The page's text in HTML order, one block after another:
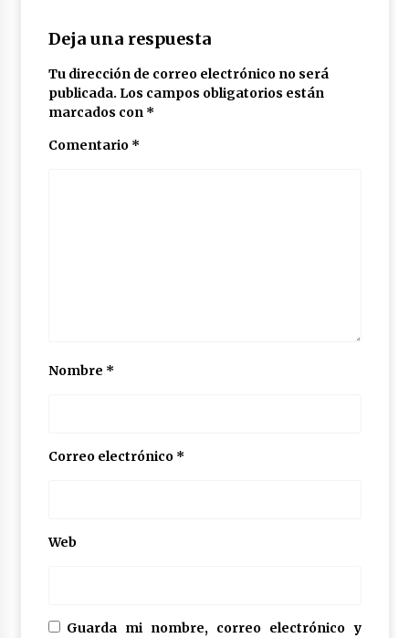
Deja una respuesta
Tu dirección de correo electrónico no será
publicada. Los campos obligatorios están
marcados con *
Comentario *
Nombre *
Correo electrónico *
Web
Guarda mi nombre, correo electrónico y